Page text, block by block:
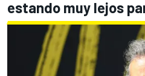
estando muy lejos